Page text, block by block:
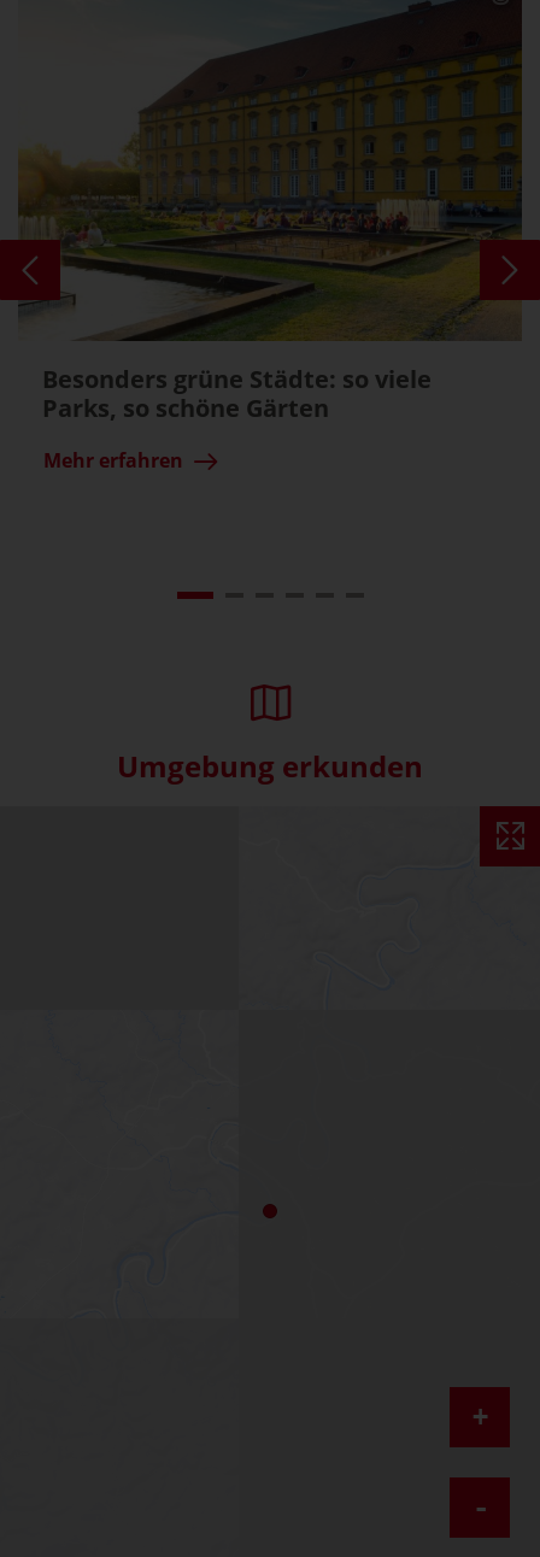
Besonders grüne Städte: so viele
Parks, so schöne Gärten
Mehr erfahren
Umgebung erkunden
Interaktive Karte
+
-